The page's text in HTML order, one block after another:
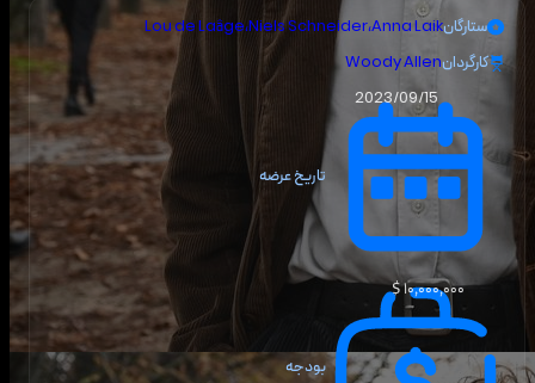
ستارگان Lou de Laâge،Niels Schneider،Anna Laik
کارگردانWoody Allen
تاریخ عرضه
2023/09/15
بودجه
۱۰٬۰۰۰٬۰۰۰ $